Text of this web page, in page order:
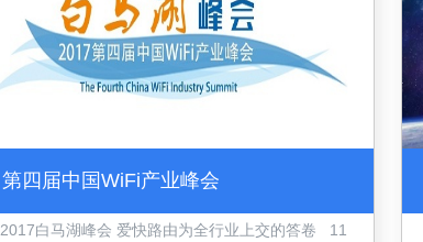
第四届中国WiFi产业峰会
2017白马湖峰会 爱快路由为全行业上交的答卷 11